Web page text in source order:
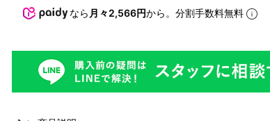
なら 月々2,566円から。分割手数料無料